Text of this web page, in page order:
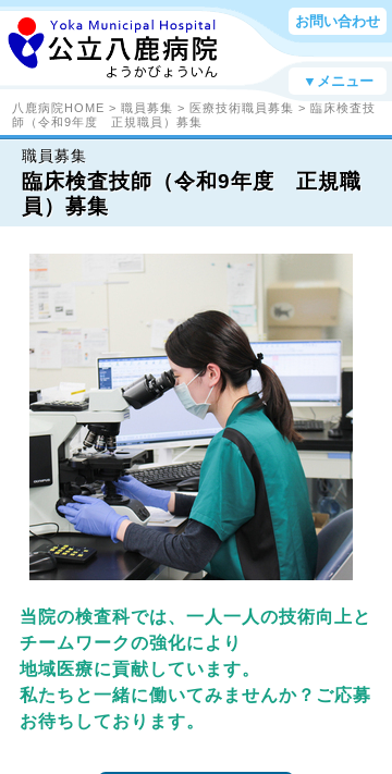
お問い合わせ
▼メニュー
八鹿病院HOME > 職員募集 > 医療技術職員募集 > 臨床検査技
師（令和9年度 正規職員）募集
職員募集
臨床検査技師（令和9年度 正規職
員）募集
当院の検査科では、一人一人の技術向上と
チームワークの強化により
地域医療に貢献しています。
私たちと一緒に働いてみませんか？ご応募
お待ちしております。